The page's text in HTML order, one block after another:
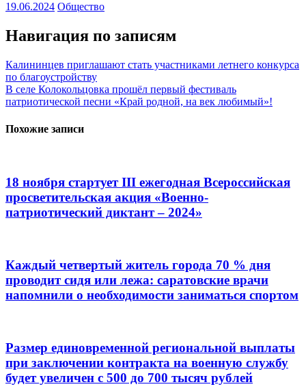
19.06.2024 Общество
Навигация по записям
Калининцев приглашают стать участниками летнего конкурса
по благоустройству
В селе Колокольцовка прошёл первый фестиваль
патриотической песни «Край родной, на век любимый»!
Похожие записи
18 ноября стартует III ежегодная Всероссийская
просветительская акция «Военно-
патриотический диктант – 2024»
Каждый четвертый житель города 70 % дня
проводит сидя или лежа: саратовские врачи
напомнили о необходимости заниматься спортом
Размер единовременной региональной выплаты
при заключении контракта на военную службу
будет увеличен с 500 до 700 тысяч рублей